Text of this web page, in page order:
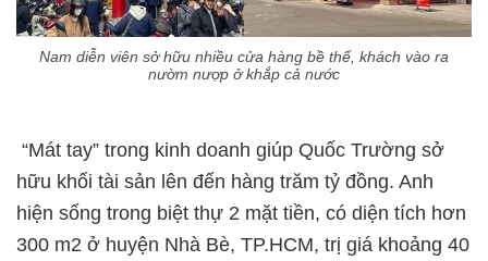
Nam diễn viên sở hữu nhiều cửa hàng bề thế, khách vào ra
nườm nượp ở khắp cả nước
“Mát tay” trong kinh doanh giúp Quốc Trường sở
hữu khối tài sản lên đến hàng trăm tỷ đồng. Anh
hiện sống trong biệt thự 2 mặt tiền, có diện tích hơn
300 m2 ở huyện Nhà Bè, TP.HCM, trị giá khoảng 40